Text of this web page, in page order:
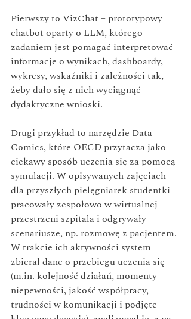
Pierwszy to VizChat – prototypowy
chatbot oparty o LLM, którego
zadaniem jest pomagać interpretować
informacje o wynikach, dashboardy,
wykresy, wskaźniki i zależności tak,
żeby dało się z nich wyciągnąć
dydaktyczne wnioski.
Drugi przykład to narzędzie Data
Comics, które OECD przytacza jako
ciekawy sposób uczenia się za pomocą
symulacji. W opisywanych zajęciach
dla przyszłych pielęgniarek studentki
pracowały zespołowo w wirtualnej
przestrzeni szpitala i odgrywały
scenariusze, np. rozmowę z pacjentem.
W trakcie ich aktywności system
zbierał dane o przebiegu uczenia się
(m.in. kolejność działań, momenty
niepewności, jakość współpracy,
trudności w komunikacji i podjęte